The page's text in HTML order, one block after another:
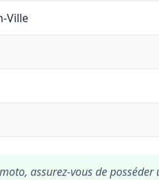
Ville
assurez-vous de